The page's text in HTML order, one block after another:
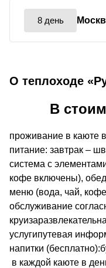
8 день
О теплоходе
В
проживание в каюте
питание: завтрак –
система с
кофе включены),
меню (вода, чай,
обслуживание
услугипутевая
напитки
в каждой каюте в